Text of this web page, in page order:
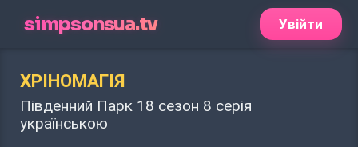
simpsonsua.tv Увійти
ХРІНОМАГІЯ
Південний Парк 18 сезон 8 серія
українською